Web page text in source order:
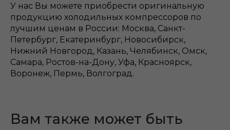
У нас Вы можете приобрести оригинальную
продукцию холодильных компрессоров по
лучшим ценам в России: Москва, Санкт-
Петербург, Екатеринбург, Новосибирск,
Нижний Новгород, Казань, Челябинск, Омск,
Самара, Ростов-на-Дону, Уфа, Красноярск,
Воронеж, Пермь, Волгоград.
Вам также может быть